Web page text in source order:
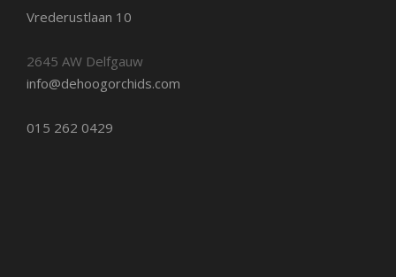
Vrederustlaan 10
2645 AW Delfgauw
info@dehoogorchids.com
015 262 0429